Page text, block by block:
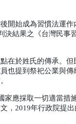
開始成為習慣法運
決結果之《台灣民事
在於姓氏的傳承。但
也提到祭祀公業與傳
家應採取一切適當措
， 2019年行政院提